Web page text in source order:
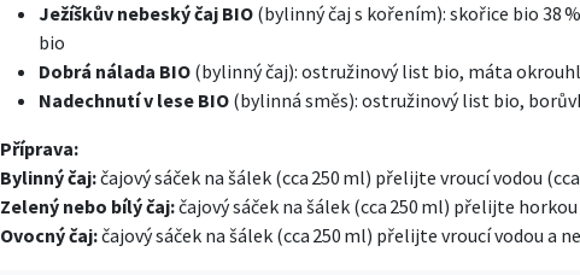
Ježíškův nebeský čaj BIO (bylinný čaj s kořením): skořice bio 38
bio
Dobrá nálada BIO (bylinný čaj): ostružinový list bio, máta
Nadechnutí v lese BIO (bylinná směs): ostružinový list bio,
Příprava:
Bylinný čaj:čajový sáček na šálek (cca 250 ml) přelijte vroucí vodou
Zelený nebo bílý čaj:čajový sáček na šálek (cca 250 ml) přelijte
Ovocný čaj:čajový sáček na šálek (cca 250 ml) přelijte vroucí vodou a